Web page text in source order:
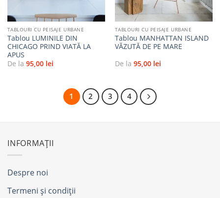
TABLOURI CU PEISAJE URBANE
Tablou LUMINILE DIN
CHICAGO PRIND VIATĂ LA
APUS
De la 95,00 lei
TABLOURI CU PEISAJE URBANE
Tablou MANHATTAN ISLAND
VĂZUTĂ DE PE MARE
De la 95,00 lei
1 2 3 4
INFORMAȚII
Despre noi
Termeni și condiții